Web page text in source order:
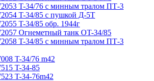
T-34/76 с минным тралом ПТ-3
T-34/85 с пушкой Д-5Т
T-34/85 обр. 1944г
Огнеметный танк ОT-34/85
T-34/85 с минным тралом ПТ-3
T-34/76 m42
T-34-85
T-34-76m42